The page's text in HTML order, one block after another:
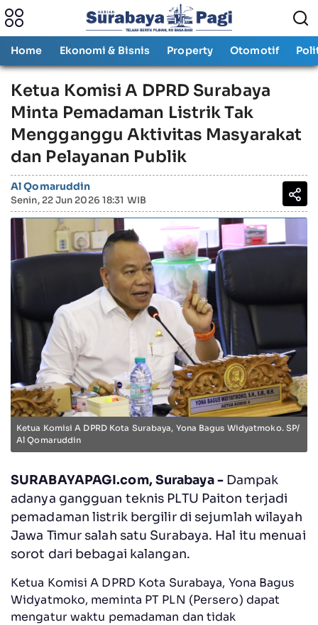
Home Ekonomi & Bisnis Property Otomotif
Ketua Komisi A DPRD Surabaya
Minta Pemadaman Listrik Tak
Mengganggu Aktivitas Masyarakat
dan Pelayanan Publik
Al Qomaruddin
Senin, 22 Jun 2026 18:31 WIB
Ketua Komisi A DPRD Kota Surabaya, Yona Bagus Widyatmoko. SP/
Al Qomaruddin
SURABAYAPAGI.com, Surabaya -Dampak
adanya gangguan teknis PLTU Paiton terjadi
pemadaman listrik bergilir di sejumlah wilayah
Jawa Timur salah satu Surabaya. Hal itu menuai
sorot dari bebagai kalangan.
Ketua Komisi A DPRD Kota Surabaya, Yona Bagus
Widyatmoko, meminta PT PLN (Persero) dapat
mengatur waktu pemadaman dan tidak